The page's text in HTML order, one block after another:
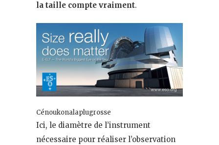
la taille compte vraiment.
Cénoukonalaplugrosse
Ici, le diamètre de l’instrument
nécessaire pour réaliser l’observation